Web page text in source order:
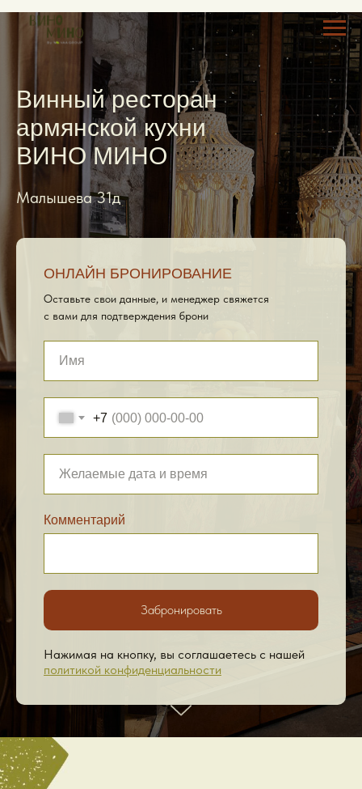
Винный ресторан
армянской кухни
ВИНО МИНО
Малышева 31д
ОНЛАЙН БРОНИРОВАНИЕ
Оставьте свои данные, и менеджер свяжется
с вами для подтверждения брони
+7
Комментарий
Забронировать
Нажимая на кнопку, вы соглашаетесь c нашей
политикой конфиденциальности